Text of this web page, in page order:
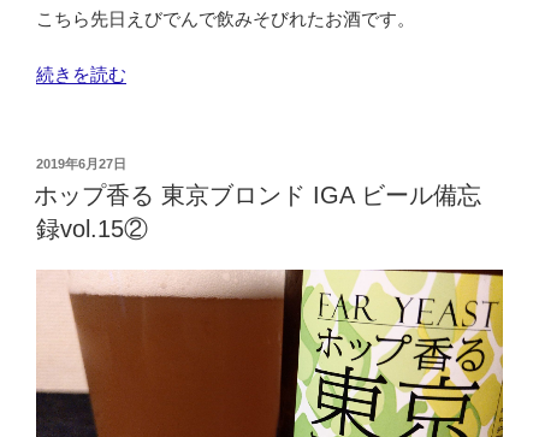
ジ
と
え
ず
日
こちら先日えびでんで飲みそびれたお酒です。
“「風
愛
山
50
純
米
し
ぼ
続きを読む
投
稿
日:
2019年6月27日
ホップ香る 東京ブロンド IGA ビール備忘
録vol.15②